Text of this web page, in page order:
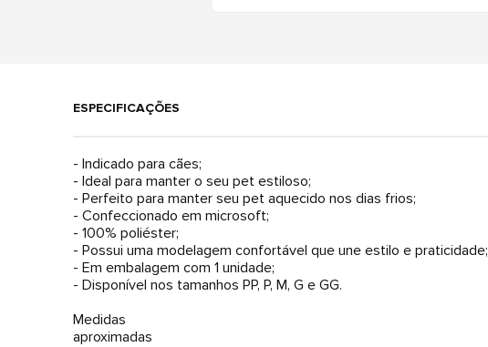
ESPECIFICAÇÕES
- Indicado para cães;
- Ideal para manter o seu pet estiloso;
- Perfeito para manter seu pet aquecido nos dias frios;
- Confeccionado em microsoft;
- 100% poliéster;
- Possui uma modelagem confortável que une estilo e praticidade;
- Em embalagem com 1 unidade;
- Disponível nos tamanhos PP, P, M, G e GG.
Medidas
aproximadas